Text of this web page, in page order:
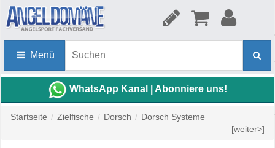
Menü
WhatsApp Kanal | Abonniere uns!
Startseite / Zielfische / Dorsch / Dorsch Systeme
[weiter>]